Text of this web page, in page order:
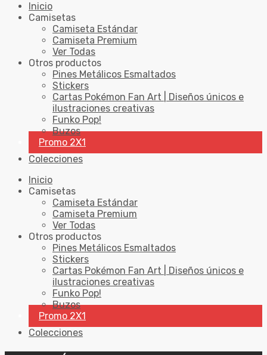
Inicio
Camisetas
Camiseta Estándar
Camiseta Premium
Ver Todas
Otros productos
Pines Metálicos Esmaltados
Stickers
Cartas Pokémon Fan Art | Diseños únicos e
ilustraciones creativas
Funko Pop!
Buzos
Promo 2X1
Colecciones
Inicio
Camisetas
Camiseta Estándar
Camiseta Premium
Ver Todas
Otros productos
Pines Metálicos Esmaltados
Stickers
Cartas Pokémon Fan Art | Diseños únicos e
ilustraciones creativas
Funko Pop!
Buzos
Promo 2X1
Colecciones